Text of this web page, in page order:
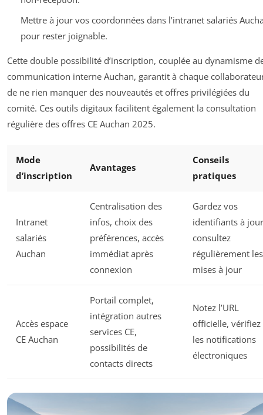
Mettre à jour vos coordonnées dans l’intranet salariés
pour rester joignable.
Cette double possibilité d’inscription, couplée au dynamisme
communication interne Auchan, garantit à chaque
de ne rien manquer des nouveautés et offres privilégiées du
comité. Ces outils digitaux facilitent également la consultation
régulière des offres CE Auchan 2025.
Mode
d’inscription
Avantages
Conseils
pratiques
Intranet
salariés
Auchan
Centralisation des
infos, choix des
préférences, accès
immédiat après
connexion
Gardez vos
identifiants à
consultez
régulièrement les
mises à jour
Accès espace
CE Auchan
Portail complet,
intégration autres
services CE,
possibilités de
contacts directs
Notez l’URL
officielle, vérifiez
les notifications
électroniques